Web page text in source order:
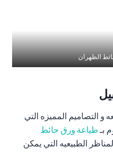
الظهران
و التصاميم المميزه التي
بـطباعة ورق حائط
الطبيعيه التي يمكن